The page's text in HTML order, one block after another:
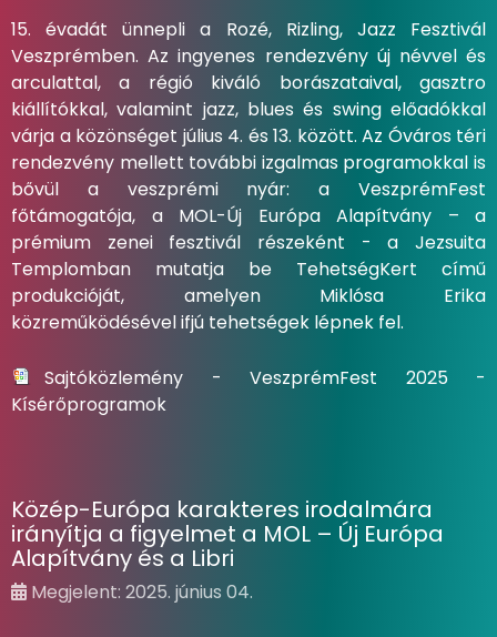
15. évadát ünnepli a Rozé, Rizling, Jazz Fesztivál
Veszprémben. Az ingyenes rendezvény új névvel és
arculattal, a régió kiváló borászataival, gasztro
kiállítókkal, valamint jazz, blues és swing előadókkal
várja a közönséget július 4. és 13. között. Az Óváros téri
rendezvény mellett további izgalmas programokkal is
bővül a veszprémi nyár: a VeszprémFest
főtámogatója, a MOL-Új Európa Alapítvány – a
prémium zenei fesztivál részeként - a Jezsuita
Templomban mutatja be TehetségKert című
produkcióját, amelyen Miklósa Erika
közreműködésével ifjú tehetségek lépnek fel.
Sajtóközlemény - VeszprémFest 2025 -
Kísérőprogramok
Közép-Európa karakteres irodalmára
irányítja a figyelmet a MOL – Új Európa
Alapítvány és a Libri
Megjelent: 2025. június 04.